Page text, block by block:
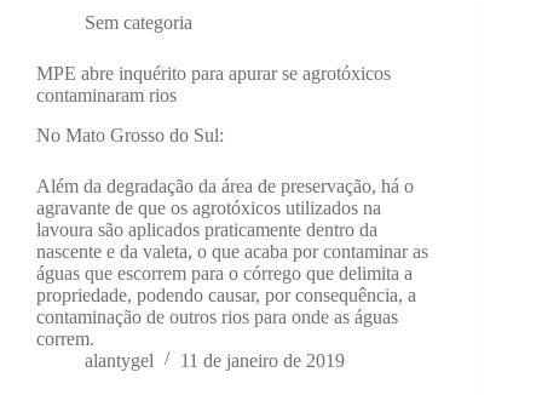
Sem categoria
MPE abre inquérito para apurar se agrotóxicos
contaminaram rios
No Mato Grosso do Sul:
Além da degradação da área de preservação, há o
agravante de que os agrotóxicos utilizados na
lavoura são aplicados praticamente dentro da
nascente e da valeta, o que acaba por contaminar as
águas que escorrem para o córrego que delimita a
propriedade, podendo causar, por consequência, a
contaminação de outros rios para onde as águas
correm.
alantygel
11 de janeiro de 2019